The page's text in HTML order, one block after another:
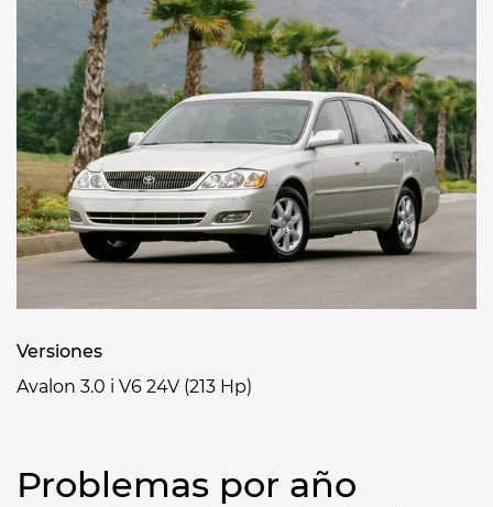
Versiones
Avalon 3.0 i V6 24V (213 Hp)
Problemas por año